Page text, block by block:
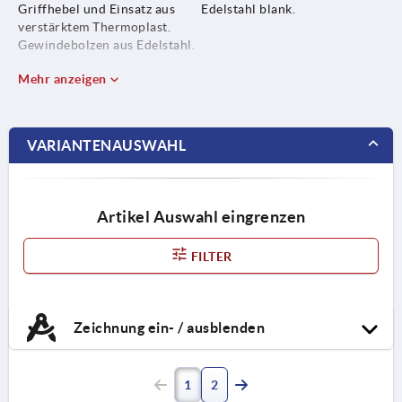
Griffhebel und Einsatz aus
verstärktem Thermoplast.
Gewindebolzen aus Edelstahl.
Edelstahl blank.
Mehr anzeigen
VARIANTENAUSWAHL
Artikel Auswahl eingrenzen
FILTER
Zeichnung ein- / ausblenden
1 2